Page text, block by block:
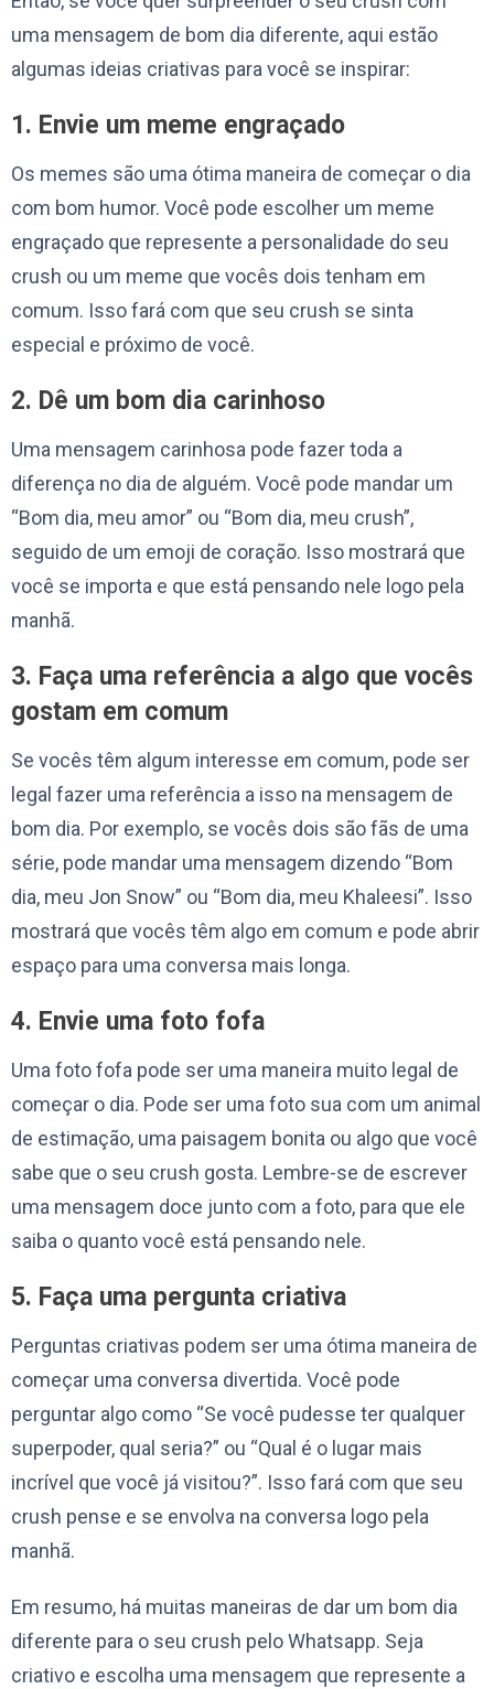
uma mensagem de bom dia diferente, aqui estão
algumas ideias criativas para você se inspirar:
1. Envie um meme engraçado
Os memes são uma ótima maneira de começar o dia
com bom humor. Você pode escolher um meme
engraçado que represente a personalidade do seu
crush ou um meme que vocês dois tenham em
comum. Isso fará com que seu crush se sinta
especial e próximo de você.
2. Dê um bom dia carinhoso
Uma mensagem carinhosa pode fazer toda a
diferença no dia de alguém. Você pode mandar um
“Bom dia, meu amor” ou “Bom dia, meu crush”,
seguido de um emoji de coração. Isso mostrará que
você se importa e que está pensando nele logo pela
manhã.
3. Faça uma referência a algo que vocês
gostam em comum
Se vocês têm algum interesse em comum, pode ser
legal fazer uma referência a isso na mensagem de
bom dia. Por exemplo, se vocês dois são fãs de uma
série, pode mandar uma mensagem dizendo “Bom
dia, meu Jon Snow” ou “Bom dia, meu Khaleesi”. Isso
mostrará que vocês têm algo em comum e pode abrir
espaço para uma conversa mais longa.
4. Envie uma foto fofa
Uma foto fofa pode ser uma maneira muito legal de
começar o dia. Pode ser uma foto sua com um animal
de estimação, uma paisagem bonita ou algo que você
sabe que o seu crush gosta. Lembre-se de escrever
uma mensagem doce junto com a foto, para que ele
saiba o quanto você está pensando nele.
5. Faça uma pergunta criativa
Perguntas criativas podem ser uma ótima maneira de
começar uma conversa divertida. Você pode
perguntar algo como “Se você pudesse ter qualquer
superpoder, qual seria?” ou “Qual é o lugar mais
incrível que você já visitou?”. Isso fará com que seu
crush pense e se envolva na conversa logo pela
manhã.
Em resumo, há muitas maneiras de dar um bom dia
diferente para o seu crush pelo Whatsapp. Seja
criativo e escolha uma mensagem que represente a